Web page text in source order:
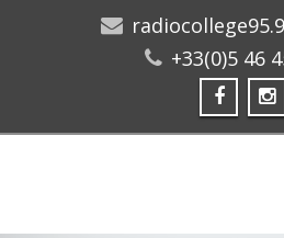
+33(0)5 46